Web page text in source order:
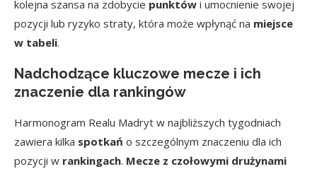
kolejna szansa na zdobycie punktów i umocnienie swojej
pozycji lub ryzyko straty, która może wpłynąć na miejsce
w tabeli.
Nadchodzące kluczowe mecze i ich
znaczenie dla rankingów
Harmonogram Realu Madryt w najbliższych tygodniach
zawiera kilka spotkań o szczególnym znaczeniu dla ich
pozycji w rankingach. Mecze z czołowymi drużynami